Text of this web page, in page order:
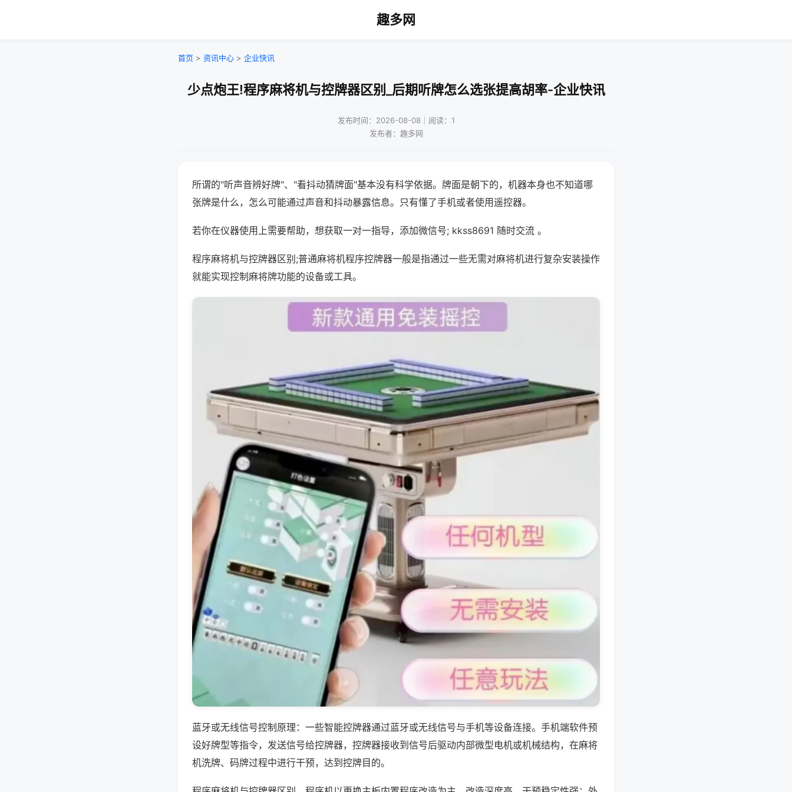
趣多网
首页 > 资讯中心 > 企业快讯
少点炮王!程序麻将机与控牌器区别_后期听牌怎么选张提高胡率-企业快讯
发布时间：2026-08-08｜阅读：1
发布者：趣多网
所谓的"听声音辨好牌"、"看抖动猜牌面"基本没有科学依据。牌面是朝下的，机器本身也不知道哪
张牌是什么，怎么可能通过声音和抖动暴露信息。只有懂了手机或者使用遥控器。
若你在仪器使用上需要帮助，想获取一对一指导，添加微信号; kkss8691 随时交流 。
程序麻将机与控牌器区别;普通麻将机程序控牌器一般是指通过一些无需对麻将机进行复杂安装操作
就能实现控制麻将牌功能的设备或工具。
蓝牙或无线信号控制原理：一些智能控牌器通过蓝牙或无线信号与手机等设备连接。手机端软件预
设好牌型等指令，发送信号给控牌器，控牌器接收到信号后驱动内部微型电机或机械结构，在麻将
机洗牌、码牌过程中进行干预，达到控牌目的。